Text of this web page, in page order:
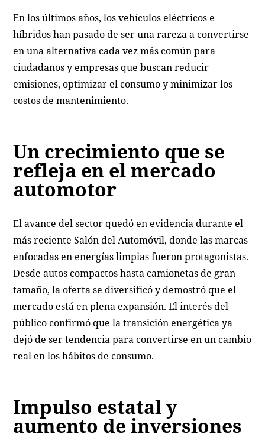
En los últimos años, los vehículos eléctricos e
híbridos han pasado de ser una rareza a convertirse
en una alternativa cada vez más común para
ciudadanos y empresas que buscan reducir
emisiones, optimizar el consumo y minimizar los
costos de mantenimiento.
Un crecimiento que se
refleja en el mercado
automotor
El avance del sector quedó en evidencia durante el
más reciente Salón del Automóvil, donde las marcas
enfocadas en energías limpias fueron protagonistas.
Desde autos compactos hasta camionetas de gran
tamaño, la oferta se diversificó y demostró que el
mercado está en plena expansión. El interés del
público confirmó que la transición energética ya
dejó de ser tendencia para convertirse en un cambio
real en los hábitos de consumo.
Impulso estatal y
aumento de inversiones